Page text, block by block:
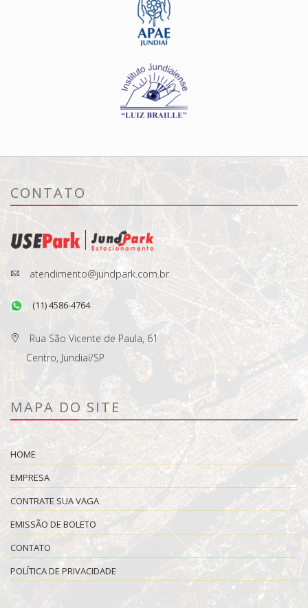
CONTATO
atendimento@jundpark.com.br
(11) 4586-4764
Rua São Vicente de Paula, 61
Centro, Jundiaí/SP
MAPA DO SITE
HOME
EMPRESA
CONTRATE SUA VAGA
EMISSÃO DE BOLETO
CONTATO
POLÍTICA DE PRIVACIDADE